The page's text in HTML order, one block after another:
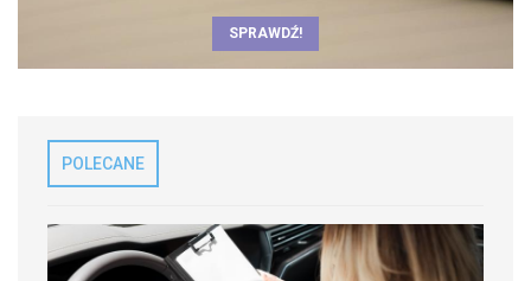
SPRAWDŹ!
POLECANE